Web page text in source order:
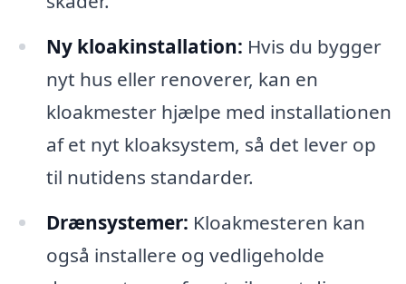
Ny kloakinstallation: Hvis du bygger
nyt hus eller renoverer, kan en
kloakmester hjælpe med installationen
af et nyt kloaksystem, så det lever op
til nutidens standarder.
Drænsystemer: Kloakmesteren kan
også installere og vedligeholde